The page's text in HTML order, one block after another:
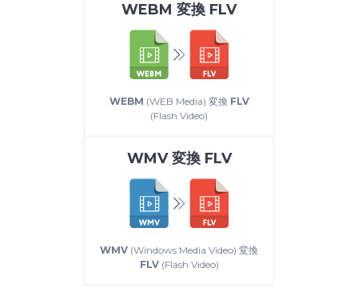
WEBM 変換 FLV
WEBM (WEB Media) 変換 FLV
(Flash Video)
WMV変換 FLV
WMV (Windows Media Video) 変換
FLV(Flash Video)